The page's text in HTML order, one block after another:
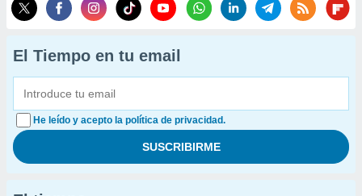
El Tiempo en tu email
He leído y acepto la política de privacidad.